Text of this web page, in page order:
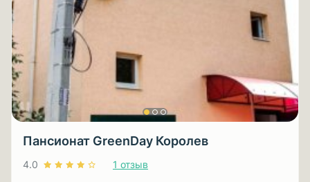
Пансионат GreenDay Королев
4.0 1 отзыв